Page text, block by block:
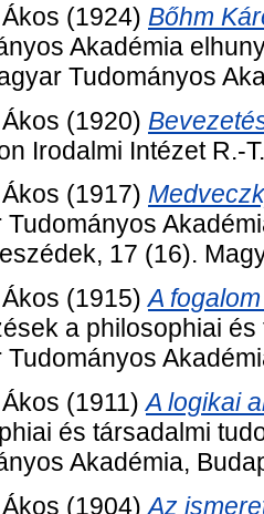
(1924) Bőhm
Akadémia
Tudományos
(1920)
Irodalmi Intézet R.-
(1917)
Tudományos
17 (16).
(1915)A
a philosophiai
Tudományos
(1911)A logikai
és társadalmi
Akadémia,
(1904)Az